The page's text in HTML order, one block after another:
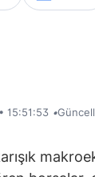
• 15:51:53 •